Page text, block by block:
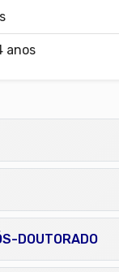
anos
DOUTORADO